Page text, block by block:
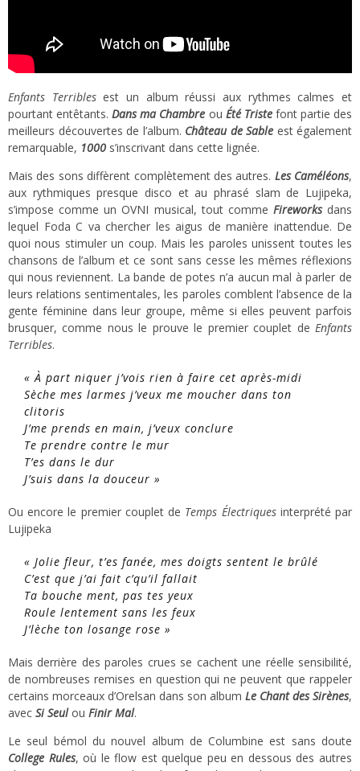
Enfants Terriblesest un album réussi aux rythmes calmes et
pourtant entêtants.Dans ma Chambre ou Été Tristefont partie des
meilleurs découvertes de l’album. Château de Sable est également
remarquable, 1000 s’inscrivant dans cette lignée.
Mais des sons diffèrent complètement des autres. Les Caméléons,
aux rythmiques presque disco et au phrasé slam de Lujipeka,
s’impose comme un OVNI musical, tout comme Fireworksdans
lequel Foda C va chercher les aigus de manière inattendue. De
quoi nous stimuler un coup. Mais les paroles unissent toutes les
chansons de l’album et ce sont sans cesse les mêmes réflexions
qui nous reviennent. La bande de potes n’a aucun mal à parler de
leurs relations sentimentales, les paroles comblent l’absence de la
gente féminine dans leur groupe, même si elles peuvent parfois
brusquer, comme nous le prouve le premier couplet de Enfants
Terribles.
« À part niquer j’vois rien à faire cet après-midi
Sèche mes larmes j’veux me moucher dans ton
clitoris
J’me prends en main, j’veux conclure
Te prendre contre le mur
T’es dans le dur
J’suis dans la douceur »
Ou encore le premier couplet de Temps Électriquesinterprété par
Lujipeka
« Jolie fleur, t’es fanée, mes doigts sentent le brûlé
C’est que j’ai fait c’qu’il fallait
Ta bouche ment, pas tes yeux
Roule lentement sans les feux
J’lèche ton losange rose »
Mais derrière des paroles crues se cachent une réelle sensibilité,
de nombreuses remises en question qui ne peuvent que rappeler
certains morceaux d’Orelsan dans son album Le Chant des Sirènes,
avec Si Seulou Finir Mal.
Le seul bémol du nouvel album de Columbine est sans doute
College Rules, où le flow est quelque peu en dessous des autres